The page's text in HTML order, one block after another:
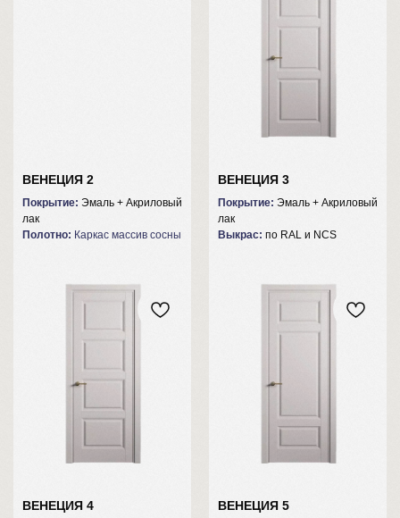
ВЕНЕЦИЯ 2
Покрытие: Эмаль + Акриловый
лак
Полотно: Каркас массив сосны
ВЕНЕЦИЯ 3
Покрытие: Эмаль + Акриловый
лак
Выкрас: по RAL и NCS
ВЕНЕЦИЯ 4 ВЕНЕЦИЯ 5
АДРЕСА ФИЛИАЛОВ:
г. Ульяновск, пр-т Ульяновский, 24
г. Ульяновск, ул. Марата, 8, корп.6,